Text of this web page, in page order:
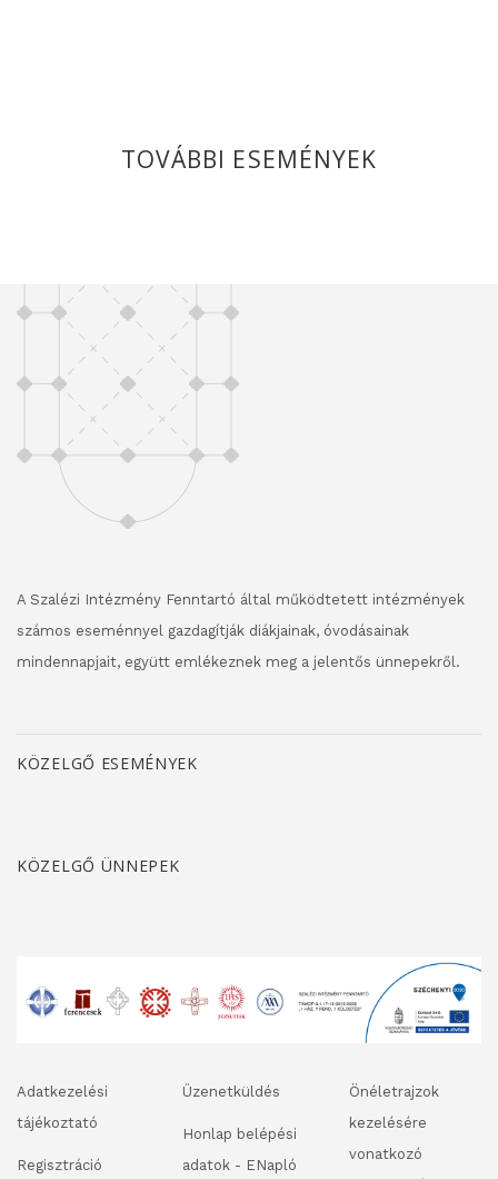
TOVÁBBI ESEMÉNYEK
A Szalézi Intézmény Fenntartó által működtetett intézmények
számos eseménnyel gazdagítják diákjainak, óvodásainak
mindennapjait, együtt emlékeznek meg a jelentős ünnepekről.
KÖZELGŐ ESEMÉNYEK
KÖZELGŐ ÜNNEPEK
Adatkezelési
tájékoztató
Regisztráció
Üzenetküldés
Honlap belépési
adatok - ENapló
Önéletrajzok
kezelésére
vonatkozó